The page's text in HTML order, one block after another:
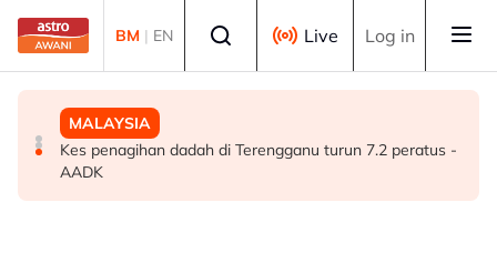
Skip to main content
BM | EN Live Log in
MALAYSIA
Isu dadah juruterbang: AADK sokong tindakan tegas
MAG, tawar kepakaran pemeriksaan ketat
MALAYSIA
JSJ gempur kegiatan persundalan warga asing, 59
dicekup
MALAYSIA
Kes penagihan dadah di Terengganu turun 7.2 peratus -
AADK